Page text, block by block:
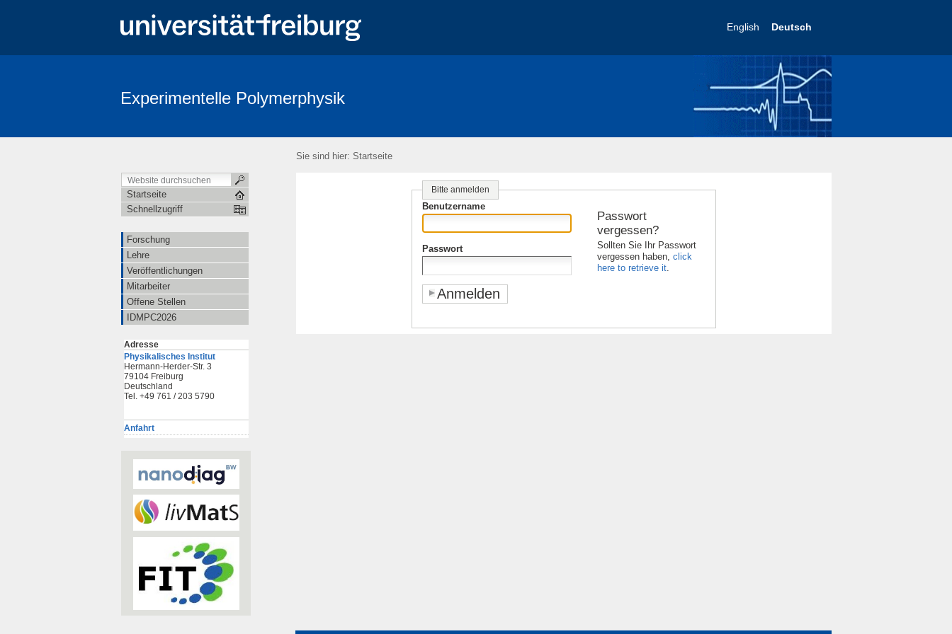
English Deutsch
Experimentelle Polymerphysik
Sie sind hier: Startseite
Startseite
Schnellzugriff
Forschung
Lehre
Veröffentlichungen
Mitarbeiter
Offene Stellen
IDMPC2026
Adresse
Physikalisches Institut
Hermann-Herder-Str. 3
79104 Freiburg
Deutschland
Tel. +49 761 / 203 5790
Anfahrt
Bitte anmelden
Passwort
vergessen?
Sollten Sie Ihr Passwort
vergessen haben, click
here to retrieve it.
Benutzername
Passwort